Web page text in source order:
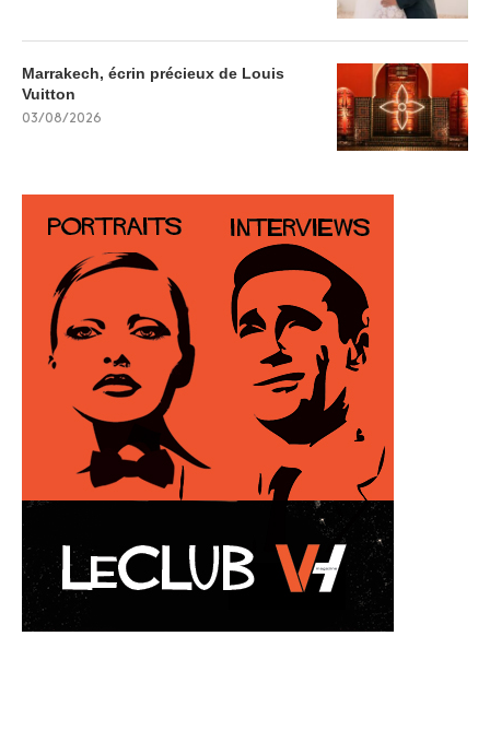
Marrakech, écrin précieux de Louis
Vuitton
03/08/2026